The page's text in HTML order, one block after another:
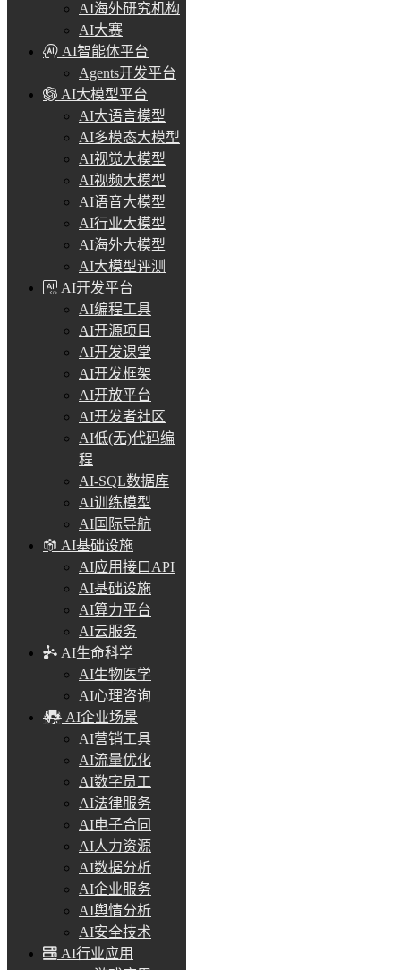
AI海外研究机构
AI大赛
AI智能体平台
Agents开发平台
AI大模型平台
AI大语言模型
AI多模态大模型
AI视觉大模型
AI视频大模型
AI语音大模型
AI行业大模型
AI海外大模型
AI大模型评测
AI开发平台
AI编程工具
AI开源项目
AI开发课堂
AI开发框架
AI开放平台
AI开发者社区
AI低(无)代码编
程
AI-SQL数据库
AI训练模型
AI国际导航
AI基础设施
AI应用接口API
AI基础设施
AI算力平台
AI云服务
AI生命科学
AI生物医学
AI心理咨询
AI企业场景
AI营销工具
AI流量优化
AI数字员工
AI法律服务
AI电子合同
AI人力资源
AI数据分析
AI企业服务
AI舆情分析
AI安全技术
AI行业应用